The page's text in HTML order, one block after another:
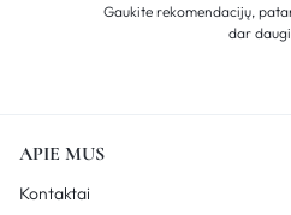
Gaukite rekomendacijų,
dar
APIE MUS
Kontaktai